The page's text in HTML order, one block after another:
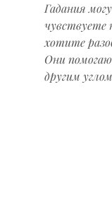
Гадания
чувствуете
хотите
Они
другим